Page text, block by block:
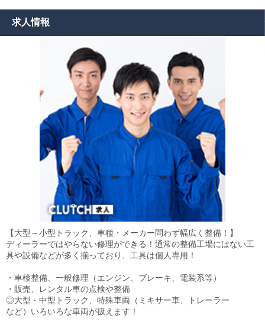
求人情報
【大型～小型トラック、車種・メーカー問わず幅広く整備！】
ディーラーではやらない修理ができる！通常の整備工場にはない工
具や設備などが多く揃っており、工具は個人専用！
・車検整備、一般修理（エンジン、ブレーキ、電装系等）
・販売、レンタル車の点検や整備
◎大型・中型トラック、特殊車両（ミキサー車、トレーラー
など）いろいろな車両が扱えます！